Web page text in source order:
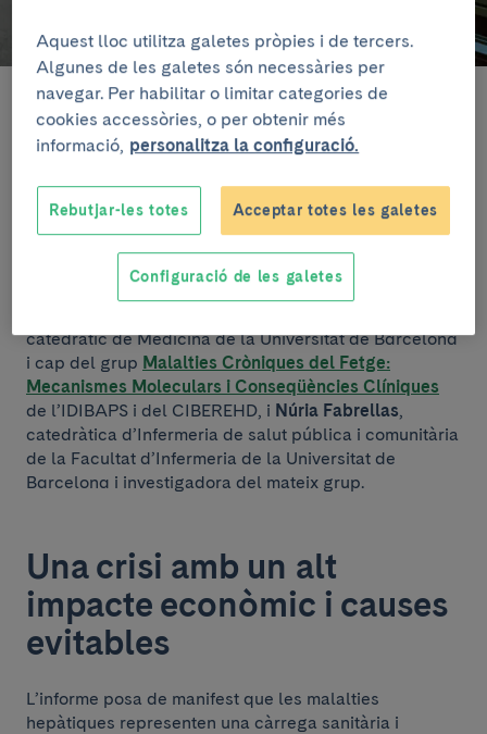
Pere Ginès i Núria Fabrellas.
El Clínic-IDIBAPS ha tingut una participació rellevant
en aquest informe a través de dos dels tres
comissionats espanyols:
Pere Ginès
catedràtic de Medicina de la Universitat de Barcelona
i cap del grup Malalties Cròniques del Fetge:
Mecanismes Moleculars i Conseqüències Clíniques
de l’IDIBAPS i del CIBEREHD, i Núria Fabrellas,
catedràtica d’Infermeria de salut pública i comunitària
de la Facultat d’Infermeria de la Universitat de
Barcelona i investigadora del mateix grup.
Una crisi amb un alt
impacte econòmic i causes
evitables
L’informe posa de manifest que les malalties
hepàtiques representen una càrrega sanitària i
Aquest lloc utilitza galetes pròpies i de tercers.
Algunes de les galetes són necessàries per
navegar. Per habilitar o limitar categories de
cookies accessòries, o per obtenir més
informació, personalitza la configuració.
Rebutjar-les totes Acceptar totes les galetes
Configuració de les galetes